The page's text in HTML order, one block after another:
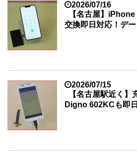
2026/07/16
【名古屋】
交換即日対応！デ
2026/07/15
【名古屋駅近く】
Digno 602KCも即